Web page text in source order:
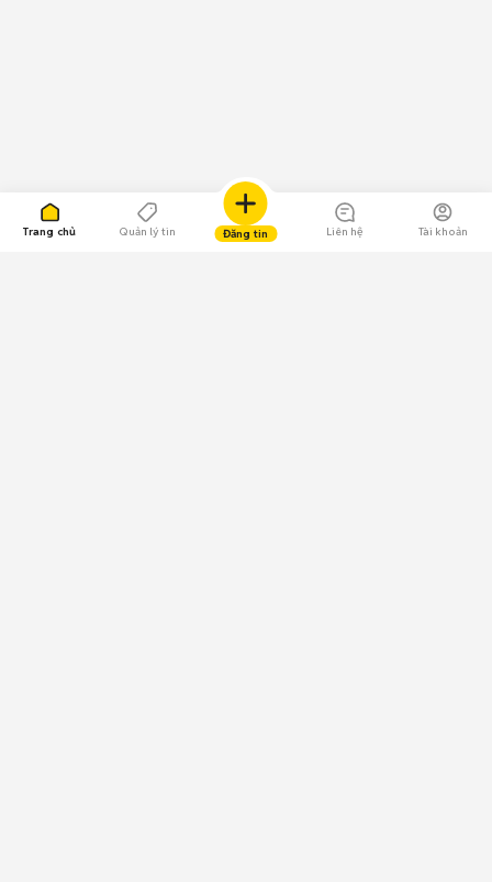
Trang chủ Quản lý tin Đăng tin Liên hệ Tài khoản